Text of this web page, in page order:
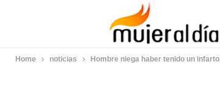
Home noticias Hombre niega haber tenido un